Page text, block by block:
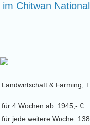
Chitwan
Landwirtschaft & Farming,
4 Wochen ab: 1945,- €
jede weitere Woche: